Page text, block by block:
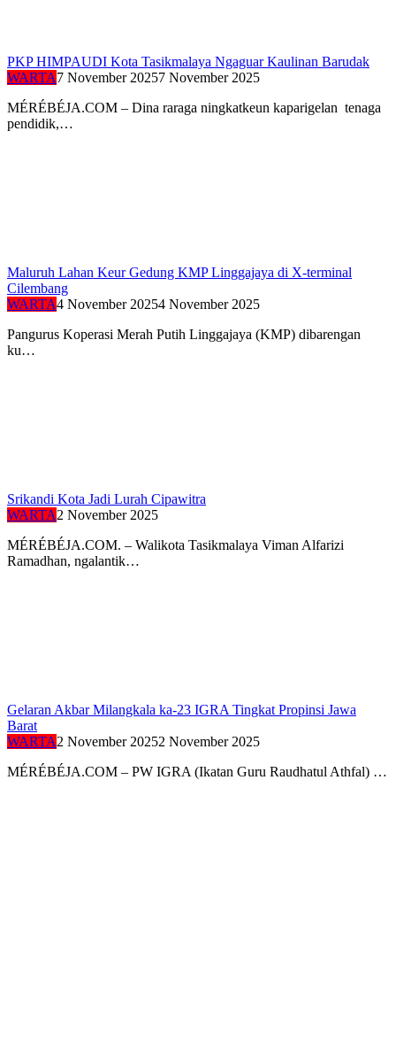
PKP HIMPAUDI Kota Tasikmalaya Ngaguar Kaulinan Barudak
WARTA7 November 20257 November 2025
MÉRÉBÉJA.COM – Dina raraga ningkatkeun kaparigelan tenaga
pendidik,…
Maluruh Lahan Keur Gedung KMP Linggajaya di X-terminal
Cilembang
WARTA4 November 20254 November 2025
Pangurus Koperasi Merah Putih Linggajaya (KMP) dibarengan
ku…
Srikandi Kota Jadi Lurah Cipawitra
WARTA2 November 2025
MÉRÉBÉJA.COM. – Walikota Tasikmalaya Viman Alfarizi
Ramadhan, ngalantik…
Gelaran Akbar Milangkala ka-23 IGRA Tingkat Propinsi Jawa
Barat
WARTA2 November 20252 November 2025
MÉRÉBÉJA.COM – PW IGRA (Ikatan Guru Raudhatul Athfal) …